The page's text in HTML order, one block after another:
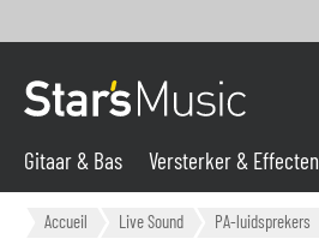
Gitaar & Bas
Gitaar & Bas Versterker & Effecten
Accueil Live Sound PA-luidsprekers